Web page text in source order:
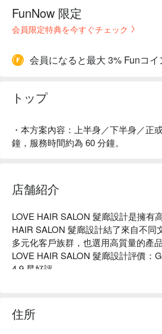
FunNow 限定
会員限定特典を今すぐチェック
会員になると最大 3% Funコイ
トップ
・本方案內容：上半身／下半身／正
鐘，服務時間約為 60 分鐘。
店舗紹介
LOVE HAIR SALON 髮廊設計是擁有
HAIR SALON 髮廊設計結了來自不同
多元化客戶族群，也選用高質量的產
LOVE HAIR SALON 髮廊設計評價：
4.9 星好評
LOVE HAIR SALON 髮廊設計推薦：
您的髮絲，店內簡約與舒適。
住所